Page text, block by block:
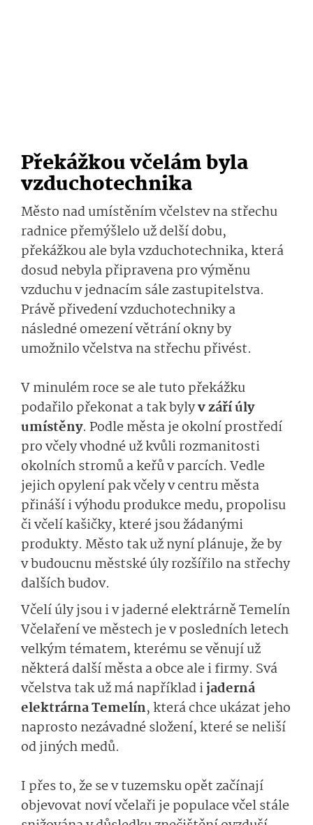
Překážkou včelám byla
vzduchotechnika
Město nad umístěním včelstev na střechu
radnice přemýšlelo už delší dobu,
překážkou ale byla vzduchotechnika, která
dosud nebyla připravena pro výměnu
vzduchu v jednacím sále zastupitelstva.
Právě přivedení vzduchotechniky a
následné omezení větrání okny by
umožnilo včelstva na střechu přivést.
V minulém roce se ale tuto překážku
podařilo překonat a tak bylyv září úly
umístěny. Podle města je okolní prostředí
pro včely vhodné už kvůli rozmanitosti
okolních stromů a keřů v parcích. Vedle
jejich opylení pak včely v centru města
přináší i výhodu produkce medu, propolisu
či včelí kašičky, které jsou žádanými
produkty. Město tak už nyní plánuje, že by
v budoucnu městské úly rozšířilo na střechy
dalších budov.
Včelí úly jsou i v jaderné elektrárně Temelín
Včelaření ve městech je v posledních letech
velkým tématem, kterému se věnují už
některá další města a obce ale i firmy. Svá
včelstva tak už má například ijaderná
elektrárna Temelín, která chce ukázat jeho
naprosto nezávadné složení, které se neliší
od jiných medů.
I přes to, že se v tuzemsku opět začínají
objevovat noví včelaři je populace včel stále